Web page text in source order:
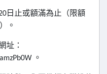
日止或額滿為止（限額
。
址：
。